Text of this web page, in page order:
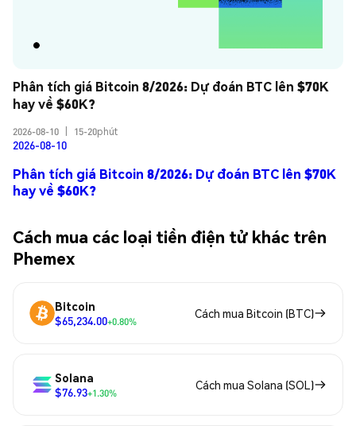
Phân tích giá Bitcoin 8/2026: Dự đoán BTC lên $70K
hay về $60K?
2026-08-10 15-20phút
2026-08-10
Phân tích giá Bitcoin 8/2026: Dự đoán BTC lên $70K
hay về $60K?
Cách mua các loại tiền điện tử khác trên
Phemex
Bitcoin
$65,234.00+0.80%
Cách mua Bitcoin (BTC)
Solana
$76.93+1.30%
Cách mua Solana (SOL)